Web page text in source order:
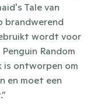
Tale van
brandwerend
wordt voor
Random
is ontworpen om
en moet een